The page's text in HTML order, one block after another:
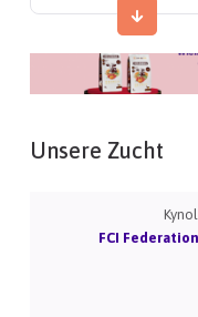
Unsere Zucht
FCI